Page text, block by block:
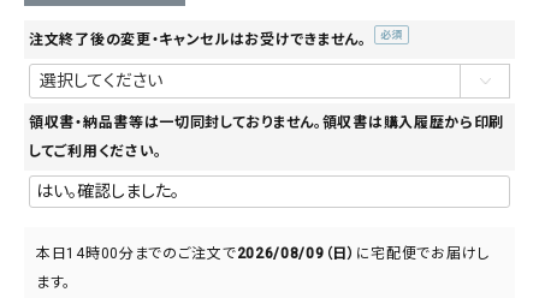
注文終了後の変更・キャンセルはお受けできません。
領収書・納品書等は一切同封しておりません。領収書は購入履歴から印刷
してご利用ください。
本日 14時00分 までのご注文で2026/08/09（日） に宅配便でお届けし
ます。